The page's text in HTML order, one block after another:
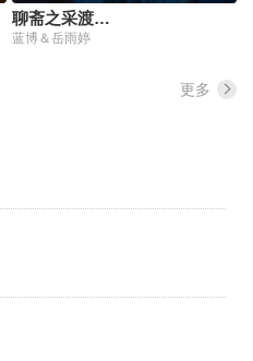
聊斋之采渡倩女行
蓝博＆岳雨婷
更多